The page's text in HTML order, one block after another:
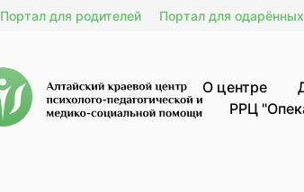
Портал для родителей Портал для
О центре
РРЦ